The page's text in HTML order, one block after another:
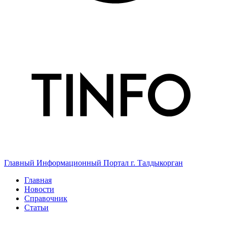
Главный Информационный Портал г. Талдыкорган
Главная
Новости
Справочник
Статьи